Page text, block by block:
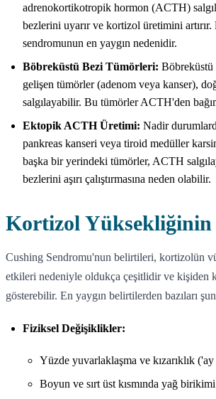
adrenokortikotropik hormon (ACTH)
bezlerini uyarır ve kortizol üretimini
sendromunun en yaygın nedenidir.
Böbreküstü Bezi Tümörleri: Böbreküstü
gelişen tümörler (adenom veya kanser),
salgılayabilir. Bu tümörler ACTH'den
Ektopik ACTH Üretimi: Nadir
pankreas kanseri veya tiroid medüller
başka bir yerindeki tümörler, ACTH
bezlerini aşırı çalıştırmasına neden olabilir.
Kortizol
Cushing Sendromu'nun belirtileri, kortizolün
etkileri nedeniyle oldukça çeşitlidir ve kişiden
gösterebilir. En yaygın belirtilerden bazıları
Fiziksel Değişiklikler:
Yüzde yuvarlaklaşma ve kızarıklık
Boyun ve sırt üst kısmında yağ